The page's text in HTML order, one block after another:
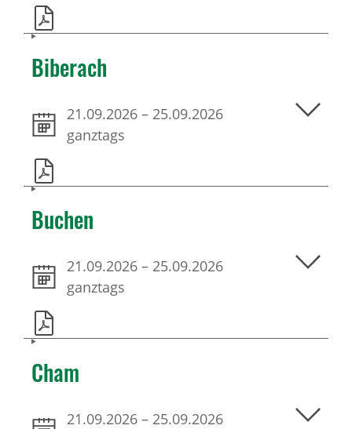
Biberach
21.09.2026 – 25.09.2026
ganztags
Buchen
21.09.2026 – 25.09.2026
ganztags
Cham
21.09.2026 – 25.09.2026